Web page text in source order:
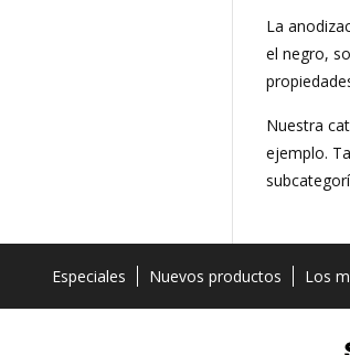
La
el negro,
Nuestra
ejemplo.
Especiales Nuevos productos Los